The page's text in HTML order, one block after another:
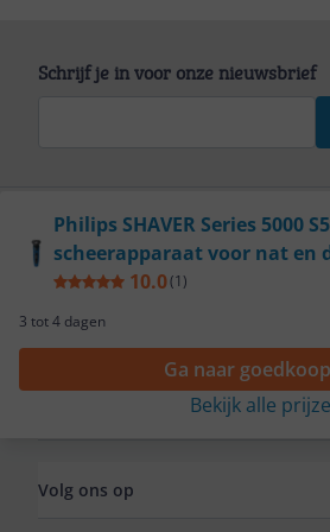
Philips SHAVER Series 5000
scheerapparaat voor nat en
10.0(1 )
3 tot 4 dagen
Ga naar
Bekijk alle
Schrijf je in voor onze nieuwsbrief
Service
Algemeen
Volg ons op